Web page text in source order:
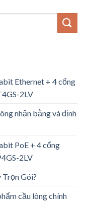
Ethernet + 4 cổng
2LV
nhận bằng và định
PoE + 4 cổng
2LV
Gói?
cầu lông chính